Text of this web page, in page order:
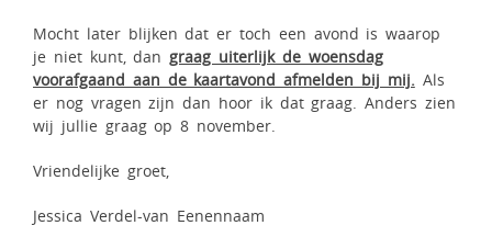
Mocht later blijken dat er toch een avond is waarop
je niet kunt, dan graag uiterlijk de woensdag
voorafgaand aan de kaartavond afmelden bij mij. Als
er nog vragen zijn dan hoor ik dat graag. Anders zien
wij jullie graag op 8 november.
Vriendelijke groet,
Jessica Verdel-van Eenennaam